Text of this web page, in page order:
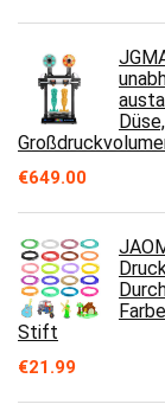
€649.00
Stift
€21.99